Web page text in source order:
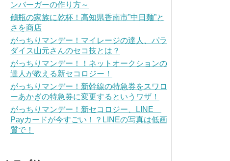
ンバーガーの作り方～
鶴瓶の家族に乾杯！高知県香南市”中日麺”と
さを商店
がっちりマンデー！マイレージの達人、パラ
ダイス山元さんのセコ技とは？
がっちりマンデー！！ネットオークションの
達人が教える新セコロジー！
がっちりマンデー！新幹線の特急券をスワロ
ーあかぎの特急券に変更するというワザ！
がっちりマンデー！新セコロジー、LINE
Payカードが今すごい！？LINEの写真は低画
質で！